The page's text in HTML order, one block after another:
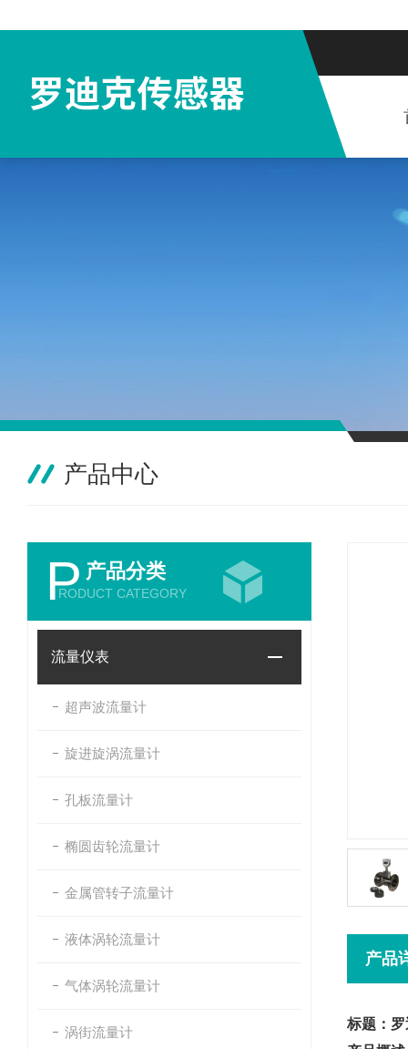
产品中心
P 产品分类
RODUCT CATEGORY
流量仪表
超声波流量计
旋进旋涡流量计
孔板流量计
椭圆齿轮流量计
金属管转子流量计
液体涡轮流量计
气体涡轮流量计
涡街流量计
产品
标题：